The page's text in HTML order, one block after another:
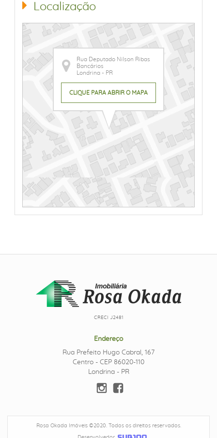
Localização
Rua Deputado Nilson Ribas
Bancários
Londrina - PR
CLIQUE PARA ABRIR O MAPA
CRECI J2481
Endereço
Rua Prefeito Hugo Cabral, 167
Centro - CEP 86020-110
Londrina - PR
Rosa Okada Imóveis ©2020. Todos os direitos reservados.